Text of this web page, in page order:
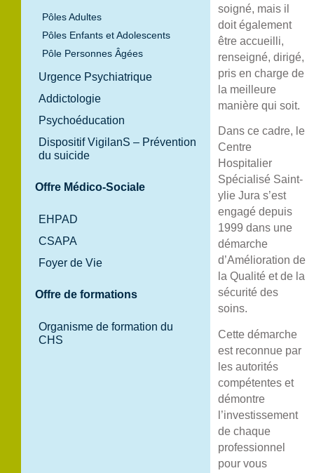
Pôles Adultes
Pôles Enfants et Adolescents
Pôle Personnes Âgées
Urgence Psychiatrique
Addictologie
Psychoéducation
Dispositif VigilanS – Prévention
du suicide
Offre Médico-Sociale
EHPAD
CSAPA
Foyer de Vie
Offre de formations
Organisme de formation du
CHS
soigné, mais il
doit également
être accueilli,
renseigné, dirigé,
pris en charge de
la meilleure
manière qui soit.
Dans ce cadre, le
Centre
Hospitalier
Spécialisé Saint-
ylie Jura s’est
engagé depuis
1999 dans une
démarche
d’Amélioration de
la Qualité et de la
sécurité des
soins.
Cette démarche
est reconnue par
les autorités
compétentes et
démontre
l’investissement
de chaque
professionnel
pour vous